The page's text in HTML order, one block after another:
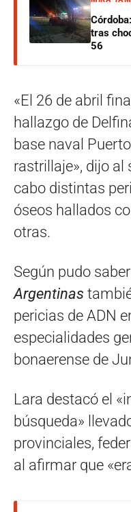
tras
56
«El 26 de abril
hallazgo de
base naval
rastrillaje», dijo al
cabo distintas
óseos hallados
otras.
Según pudo
Argentinas
pericias de ADN
especialidades
bonaerense de
Lara destacó el
búsqueda»
provinciales,
al afirmar que